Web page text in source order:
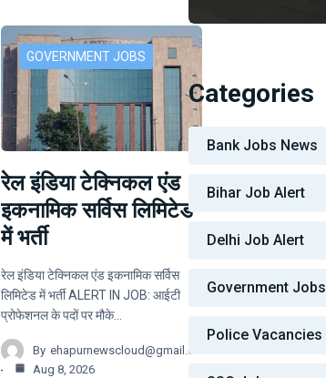
GOVERNMENT JOBS
रेल इंडिया टेक्निकल एंड
इकनामिक सर्विस लिमिटेड
में भर्ती
रेल इंडिया टेक्निकल एंड इकनामिक सर्विस
लिमिटेड में भर्ती ALERT IN JOB: आईटी
प्रोफेशनल के पदों पर मौके…
By ehapurnewscloud@gmail.com
Aug 8, 2026
Categories
Bank Jobs News
Bihar Job Alert
Delhi Job Alert
Government Jobs
Police Vacancies